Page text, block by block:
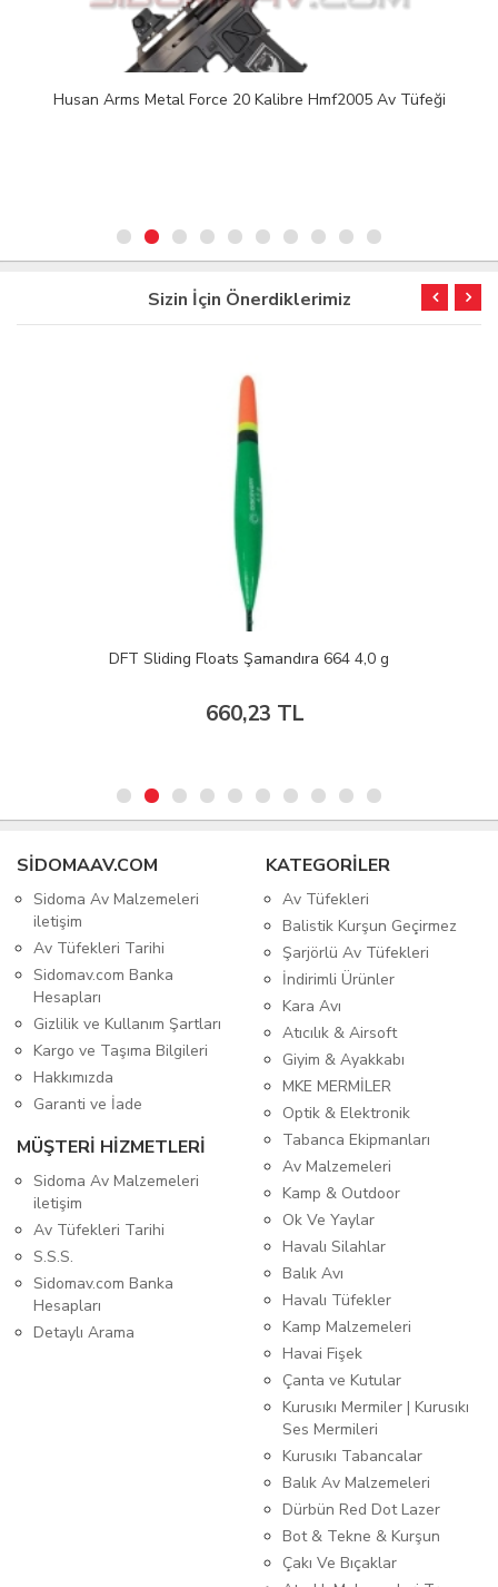
Husan Arms Metal Force 20 Kalibre Hmf2005 Av Tüfeği
Sizin İçin Önerdiklerimiz
DFT Sliding Floats Şamandıra 664 4,0 g
660,23 TL
SIDOMAAV.COM
Sidoma Av Malzemeleri
iletişim
Av Tüfekleri Tarihi
Sidomav.com Banka
Hesapları
Gizlilik ve Kullanım Şartları
Kargo ve Taşıma Bilgileri
Hakkımızda
Garanti ve İade
MÜŞTERİ HİZMETLERİ
Sidoma Av Malzemeleri
iletişim
Av Tüfekleri Tarihi
S.S.S.
Sidomav.com Banka
Hesapları
Detaylı Arama
KATEGORİLER
Av Tüfekleri
Balistik Kurşun Geçirmez
Şarjörlü Av Tüfekleri
İndirimli Ürünler
Kara Avı
Atıcılık & Airsoft
Giyim & Ayakkabı
MKE MERMİLER
Optik & Elektronik
Tabanca Ekipmanları
Av Malzemeleri
Kamp & Outdoor
Ok Ve Yaylar
Havalı Silahlar
Balık Avı
Havalı Tüfekler
Kamp Malzemeleri
Havai Fişek
Çanta ve Kutular
Kurusıkı Mermiler | Kurusıkı
Ses Mermileri
Kurusıkı Tabancalar
Balık Av Malzemeleri
Dürbün Red Dot Lazer
Bot & Tekne & Kurşun
Çakı Ve Bıçaklar